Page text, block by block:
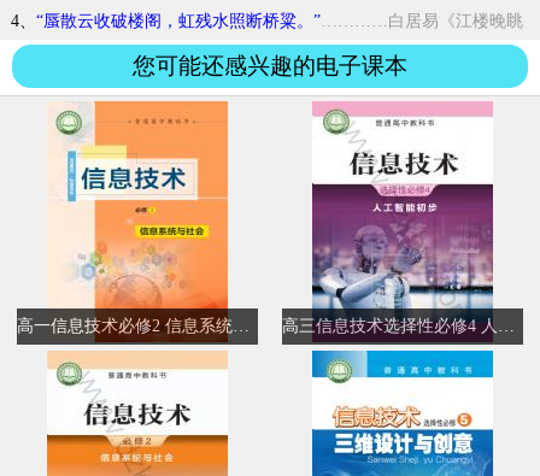
解组分韵得阖字》
4、 “蜃散云收破楼阁，虹残水照断桥粱。”…………白居易《江楼晚眺
景物鲜奇吟玩成篇寄水部张员外》
您可能还感兴趣的电子课本
高一信息技术必修2 信息系统与社会 高三信息技术选择性必修4 人工智能初步